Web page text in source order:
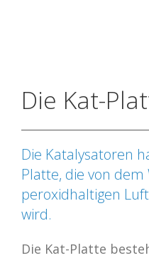
Die Kat-
Die Katalysatoren
Platte, die von dem
peroxidhaltigen
wird.
Die Kat-Platte